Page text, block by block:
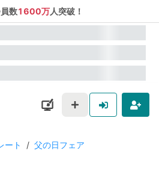
数1600万人突破！
ート / 父の日フェア